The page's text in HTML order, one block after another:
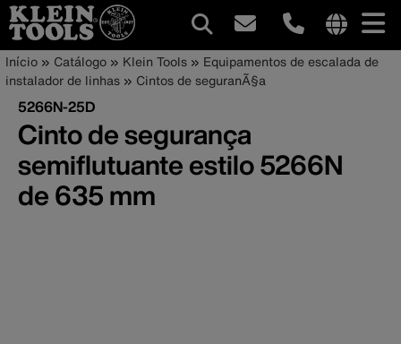
Pular
para
conteúdo
principal
site
Navegação
principal
Trilha
de
navegação
Início Catálogo Klein Tools
Equipamentos de escalada de
instalador de linhas
Cintos de seguranÃ§a
5266N-25D
Cinto de segurança
semiflutuante estilo 5266N
de 635 mm